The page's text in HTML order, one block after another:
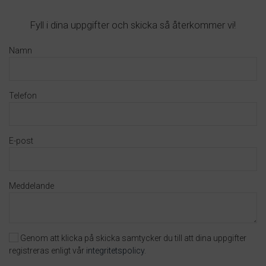
Fyll i dina uppgifter och skicka så återkommer vi!
Namn
Telefon
E-post
Meddelande
Genom att klicka på skicka samtycker du till att dina uppgifter
registreras enligt vår integritetspolicy